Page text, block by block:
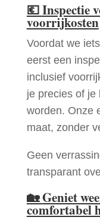
💶Inspectie
voorrijkosten
Voordat we
eerst een
inclusief
je precies of je
worden. Onze
maat, zonder
Geen
transparant
🏡Geniet
comfortabel